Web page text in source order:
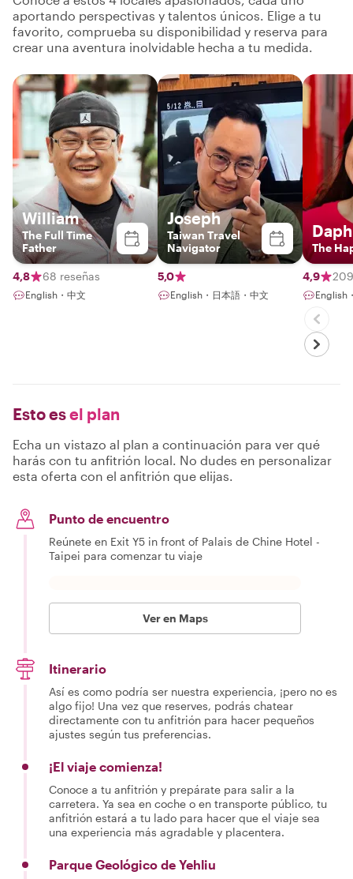
aportando perspectivas y talentos únicos. Elige a tu
favorito, comprueba su disponibilidad y reserva para
crear una aventura inolvidable hecha a tu medida.
William
The Full Time
Father
4,8 68 reseñas
English・中文
Joseph
Taiwan Travel
Navigator
5,0
English・日本語・中文
The
4,9
English
Esto esel plan
Echa un vistazo al plan a continuación para ver qué
harás con tu anfitrión local. No dudes en personalizar
esta oferta con el anfitrión que elijas.
Punto de encuentro
Reúnete en Exit Y5 in front of Palais de Chine Hotel -
Taipei para comenzar tu viaje
Ver en Maps
Itinerario
Así es como podría ser nuestra experiencia, ¡pero no es
algo fijo! Una vez que reserves, podrás chatear
directamente con tu anfitrión para hacer pequeños
ajustes según tus preferencias.
¡El viaje comienza!
Conoce a tu anfitrión y prepárate para salir a la
carretera. Ya sea en coche o en transporte público, tu
anfitrión estará a tu lado para hacer que el viaje sea
una experiencia más agradable y placentera.
Parque Geológico de Yehliu